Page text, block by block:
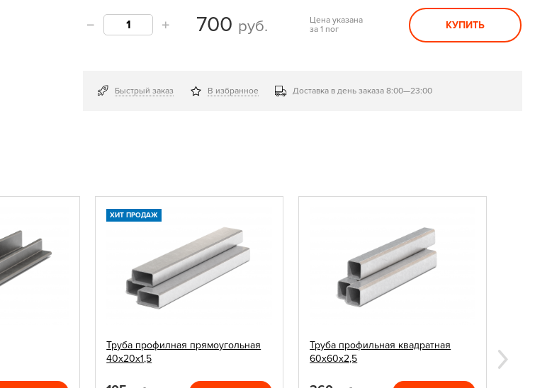
700 руб.
Цена указана
за 1 пог
КУПИТЬ
Быстрый заказ В избранное Доставка в день заказа 8:00—23:00
ХИТ ПРОДАЖ
Труба профилная прямоугольная
40х20х1,5
Труба профильная квадратная
60х60х2,5